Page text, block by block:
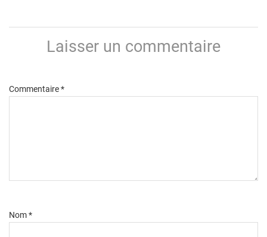
Laisser un commentaire
Commentaire*
Nom*